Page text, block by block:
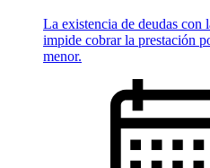
La existencia de deudas con
impide cobrar la prestación
menor.